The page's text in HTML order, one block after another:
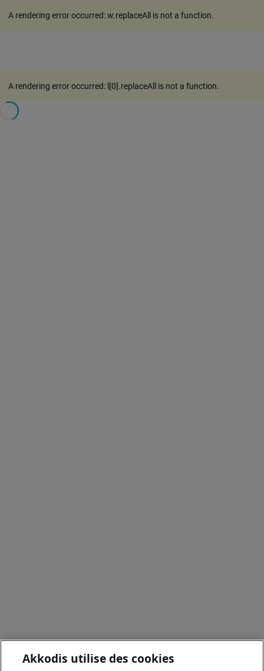
A rendering error occurred:w.replaceAll is not a function.
A rendering error occurred: l[0].replaceAll is not a function.
Akkodis utilise des cookies